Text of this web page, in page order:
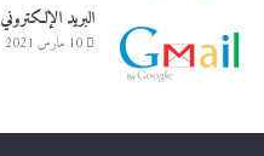
البريد الإلكتروني
10 مارس 2021